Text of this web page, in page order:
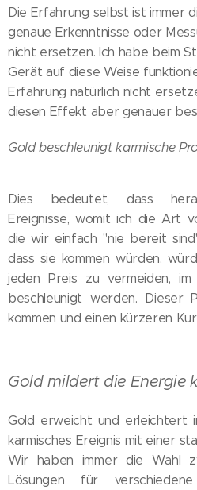
Die Erfahrung selbst ist immer
genaue Erkenntnisse oder
nicht ersetzen. Ich habe beim
Gerät auf diese Weise
Erfahrung natürlich nicht
diesen Effekt aber genauer
Gold beschleunigt karmische
Dies bedeutet, dass
Ereignisse, womit ich die Art
die wir einfach "nie bereit
dass sie kommen würden,
jeden Preis zu vermeiden, im
beschleunigt werden. Dieser
kommen und einen kürzeren
Gold mildert die Energie
Gold erweicht und erleichtert
karmisches Ereignis mit einer
Wir haben immer die Wahl
Lösungen für